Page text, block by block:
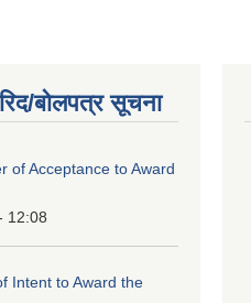
बोलपत्र सूचना
of Acceptance to Award
12:08
Intent to Award the